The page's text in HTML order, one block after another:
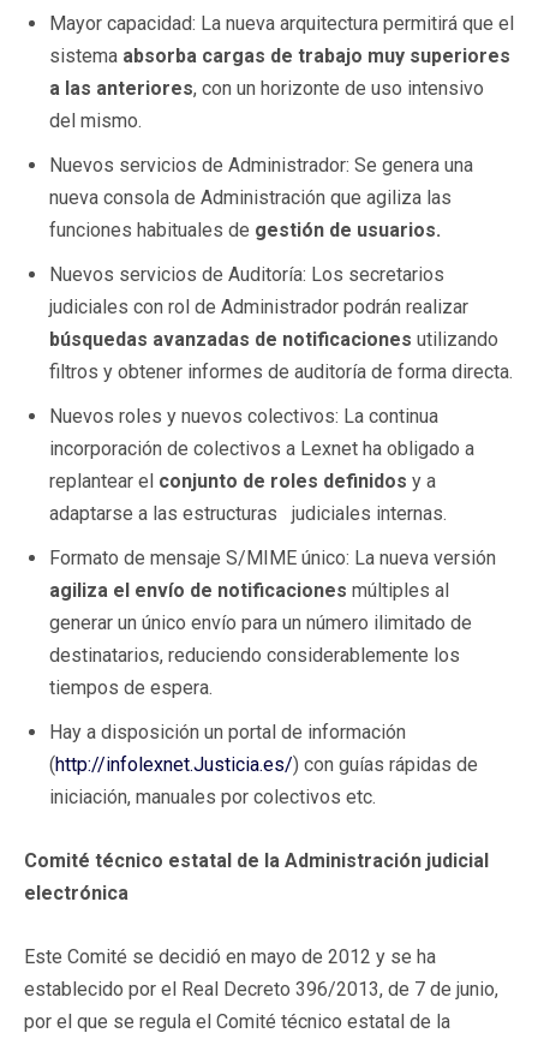
Mayor capacidad: La nueva arquitectura permitirá que el
sistema absorba cargas de trabajo muy superiores
a las anteriores, con un horizonte de uso intensivo
del mismo.
Nuevos servicios de Administrador: Se genera una
nueva consola de Administración que agiliza las
funciones habituales de gestión de usuarios.
Nuevos servicios de Auditoría: Los secretarios
judiciales con rol de Administrador podrán realizar
búsquedas avanzadas de notificaciones utilizando
filtros y obtener informes de auditoría de forma directa.
Nuevos roles y nuevos colectivos: La continua
incorporación de colectivos a Lexnet ha obligado a
replantear el conjunto de roles definidos y a
adaptarse a las estructuras judiciales internas.
Formato de mensaje S/MIME único: La nueva versión
agiliza el envío de notificaciones múltiples al
generar un único envío para un número ilimitado de
destinatarios, reduciendo considerablemente los
tiempos de espera.
Hay a disposición un portal de información
(http://infolexnet.Justicia.es/) con guías rápidas de
iniciación, manuales por colectivos etc.
Comité técnico estatal de la Administración judicial
electrónica
Este Comité se decidió en mayo de 2012 y se ha
establecido por el Real Decreto 396/2013, de 7 de junio,
por el que se regula el Comité técnico estatal de la